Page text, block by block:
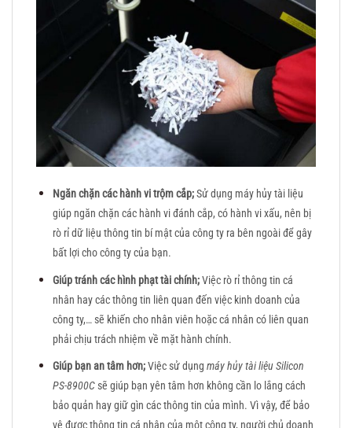
Ngăn chặn các hành vi trộm cắp;Sử dụng máy hủy tài liệu
giúp ngăn chặn các hành vi đánh cắp, có hành vi xấu, nên bị
rò rỉ dữ liệu thông tin bí mật của công ty ra bên ngoài để gây
bất lợi cho công ty của bạn.
Giúp tránh các hình phạt tài chính;Việc rò rỉ thông tin cá
nhân hay các thông tin liên quan đến việc kinh doanh của
công ty,… sẽ khiến cho nhân viên hoặc cá nhân có liên quan
phải chịu trách nhiệm về mặt hành chính.
Giúp bạn an tâm hơn;Việc sử dụng máy hủy tài liệu Silicon
PS-8900Csẽ giúp bạn yên tâm hơn không cần lo lắng cách
bảo quản hay giữ gìn các thông tin của mình. Vì vậy, để bảo